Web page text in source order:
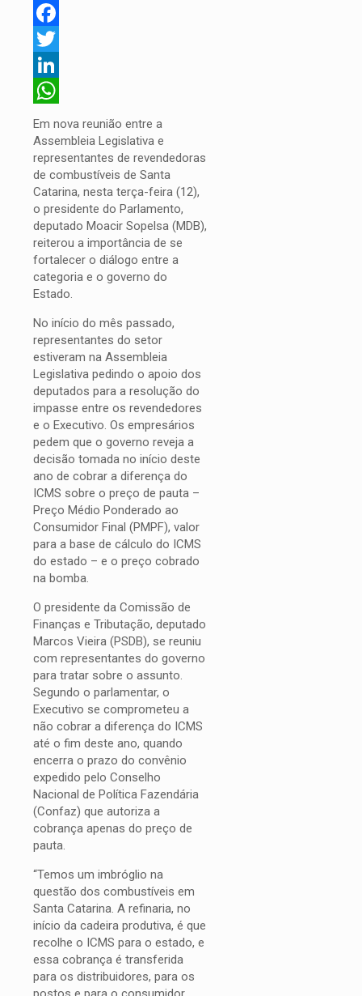
Facebook
Twitter
LinkedIn
WhatsApp
Em nova reunião entre a
Assembleia Legislativa e
representantes de revendedoras
de combustíveis de Santa
Catarina, nesta terça-feira (12),
o presidente do Parlamento,
deputado Moacir Sopelsa (MDB),
reiterou a importância de se
fortalecer o diálogo entre a
categoria e o governo do
Estado.
No início do mês passado,
representantes do setor
estiveram na Assembleia
Legislativa pedindo o apoio dos
deputados para a resolução do
impasse entre os revendedores
e o Executivo. Os empresários
pedem que o governo reveja a
decisão tomada no início deste
ano de cobrar a diferença do
ICMS sobre o preço de pauta –
Preço Médio Ponderado ao
Consumidor Final (PMPF), valor
para a base de cálculo do ICMS
do estado – e o preço cobrado
na bomba.
O presidente da Comissão de
Finanças e Tributação, deputado
Marcos Vieira (PSDB), se reuniu
com representantes do governo
para tratar sobre o assunto.
Segundo o parlamentar, o
Executivo se comprometeu a
não cobrar a diferença do ICMS
até o fim deste ano, quando
encerra o prazo do convênio
expedido pelo Conselho
Nacional de Política Fazendária
(Confaz) que autoriza a
cobrança apenas do preço de
pauta.
“Temos um imbróglio na
questão dos combustíveis em
Santa Catarina. A refinaria, no
início da cadeira produtiva, é que
recolhe o ICMS para o estado, e
essa cobrança é transferida
para os distribuidores, para os